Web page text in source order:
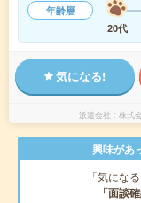
年齢層
20代
気になる!
派遣会社 株式
興味があ
「気にな
「面談